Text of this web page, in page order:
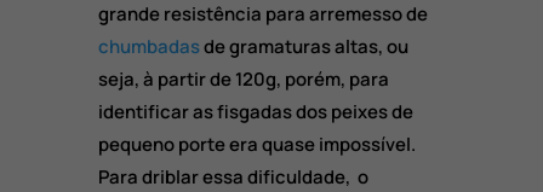
grande resistência para arremesso de
chumbadasde gramaturas altas, ou
seja, à partir de 120g, porém, para
identificar as fisgadas dos peixes de
pequeno porte era quase impossível.
Para driblar essa dificuldade, o